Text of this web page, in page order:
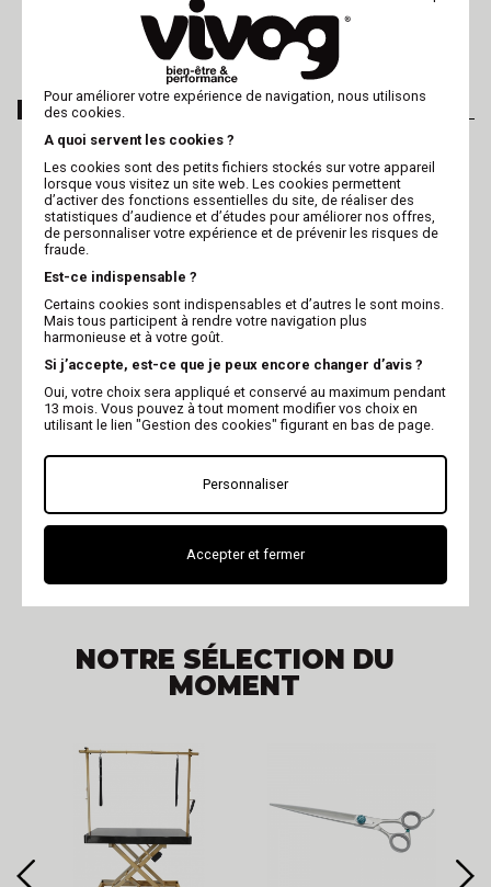
Recevoir le catalogue papier
NOS CATÉGORIES
MATÉRIEL DE
TOILETTAGE
Table de toilettage
Baignoire de toilettage
Tondeuse de toilettage
Ciseaux de toilettage
ELEVAGE
Matériel PRO pour la reproduction
canine
Caisse de mise bas pour chienne
Livre de santé pour chiens et chats
CHIEN
Couchage pour chien
Shampooing pour chien
Jouet pour chien
Gamelle pour chien
CHAT
Collier pour chat
Jouet pour chat
Distributeur de croquettes
ALIMENTATION CHIEN ALIMENTATION CHAT
NOTRE SÉLECTION DU
MOMENT
Pour améliorer votre expérience de navigation, nous utilisons
des cookies.
A quoi servent les cookies ?
Les cookies sont des petits fichiers stockés sur votre appareil
lorsque vous visitez un site web. Les cookies permettent
d’activer des fonctions essentielles du site, de réaliser des
statistiques d’audience et d’études pour améliorer nos offres,
de personnaliser votre expérience et de prévenir les risques de
fraude.
Est-ce indispensable ?
Certains cookies sont indispensables et d’autres le sont moins.
Mais tous participent à rendre votre navigation plus
harmonieuse et à votre goût.
Si j’accepte, est-ce que je peux encore changer d’avis ?
Oui, votre choix sera appliqué et conservé au maximum pendant
13 mois. Vous pouvez à tout moment modifier vos choix en
utilisant le lien "Gestion des cookies" figurant en bas de page.
Personnaliser
Accepter et fermer